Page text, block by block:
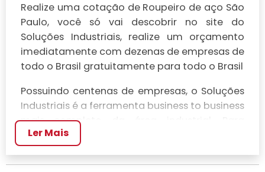
Realize uma cotação de Roupeiro de aço São
Paulo, você só vai descobrir no site do
Soluções Industriais, realize um orçamento
imediatamente com dezenas de empresas de
todo o Brasil gratuitamente para todo o Brasil
Possuindo centenas de empresas, o Soluções
Industriais é a ferramenta business to business
mais completo da área industrial. Para
realizar um orçamento de Roupeiro de aço
São Paulo, clique em um ou mais dos
anuciantes a seguir:
Ler Mais